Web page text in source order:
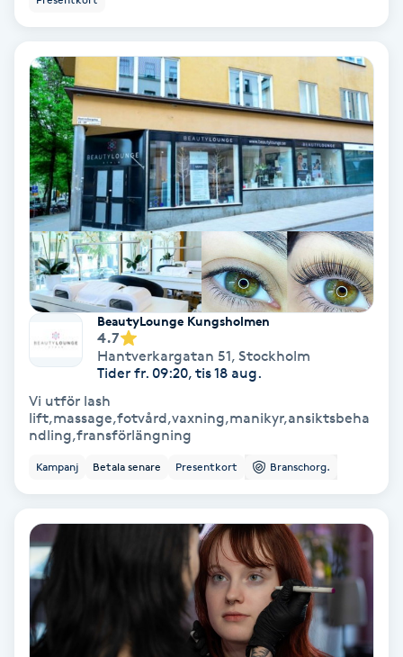
Läpptatuering
Makeup
Manikyr & Pedikyr
Massage
Medial vägledning
Medicinsk massage
Medium
Megavolymfransar
Melasma
Mesoterapi
MicroPen
BeautyLounge Kungsholmen
4.7
Hantverkargatan 51, Stockholm
Tider fr. 09:20, tis 18 aug.
Vi utför lash
lift,massage,fotvård,vaxning,manikyr,ansiktsbeha
ndling,fransförlängning
Kampanj Betala senare Presentkort Branschorg.